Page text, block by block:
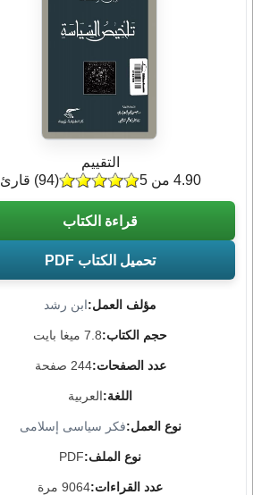
مؤلف العمل:ابن رشد
حجم الكتاب:7.8 ميغا بايت
عدد الصفحات:244 صفحة
اللغة:العربية
نوع العمل:فكر سياسى إسلامى
نوع الملف:PDF
عدد القراءات:9064 مرة
التقييم
(
94) قارئ 4.90 من 5
قراءة الكتاب
تحميل الكتاب PDF